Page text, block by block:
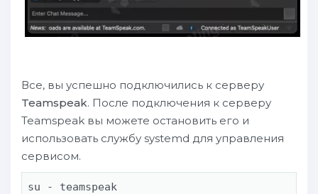
Все, вы успешно подключились к серверу
Teamspeak. После подключения к серверу
Teamspeak вы можете остановить его и
использовать службу systemd для управления
сервисом.
su - teamspeak